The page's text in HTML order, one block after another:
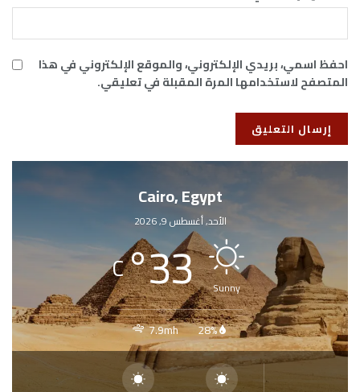
احفظ اسمي، بريدي الإلكتروني، والموقع الإلكتروني في هذا
المتصفح لاستخدامها المرة المقبلة في تعليقي.
Cairo, Egypt
الأحد, أغسطس 9, 2026
Sunny
33
°
C
28%
7.9mh